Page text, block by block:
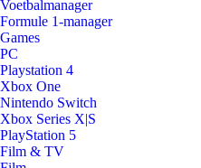
Voetbalmanager
Formule 1-manager
Games
PC
Playstation 4
Xbox One
Nintendo Switch
Xbox Series X|S
PlayStation 5
Film & TV